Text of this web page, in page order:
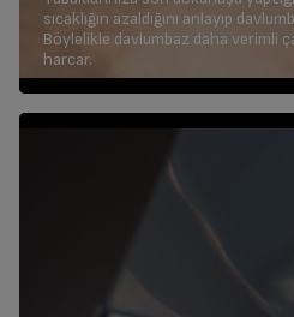
sıcaklığın azaldığını anlayıp
Böylelikle davlumbaz daha verimli
harcar.